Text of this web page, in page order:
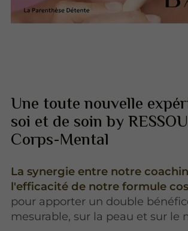
Une toute nouvelle
soi et de soin by
Corps-Mental
La synergie entre notre
l'efficacité de notre formule
pour apporter un double
mesurable, sur la peau et sur